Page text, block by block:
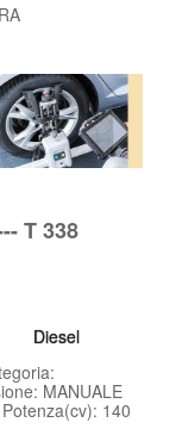
T 338
Diesel
MANUALE
140